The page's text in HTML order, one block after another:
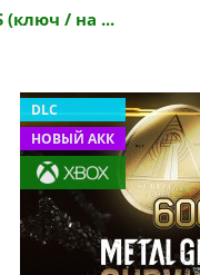
(ключ / на ...
DLC
НОВЫЙ АКК